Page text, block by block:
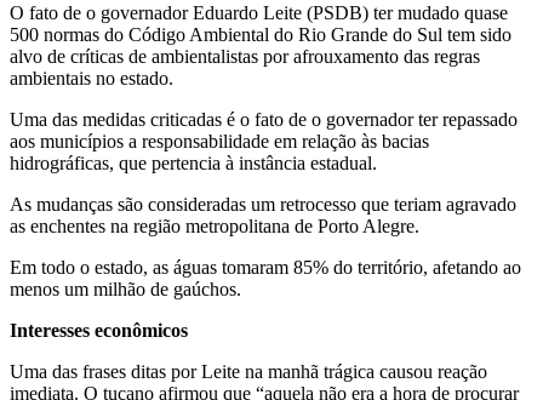
O fato de o governador Eduardo Leite (PSDB) ter mudado quase
500 normas do Código Ambiental do Rio Grande do Sul tem sido
alvo de críticas de ambientalistas por afrouxamento das regras
ambientais no estado.
Uma das medidas criticadas é o fato de o governador ter repassado
aos municípios a responsabilidade em relação às bacias
hidrográficas, que pertencia à instância estadual.
As mudanças são consideradas um retrocesso que teriam agravado
as enchentes na região metropolitana de Porto Alegre.
Em todo o estado, as águas tomaram 85% do território, afetando ao
menos um milhão de gaúchos.
Interesses econômicos
Uma das frases ditas por Leite na manhã trágica causou reação
imediata. O tucano afirmou que “aquela não era a hora de procurar